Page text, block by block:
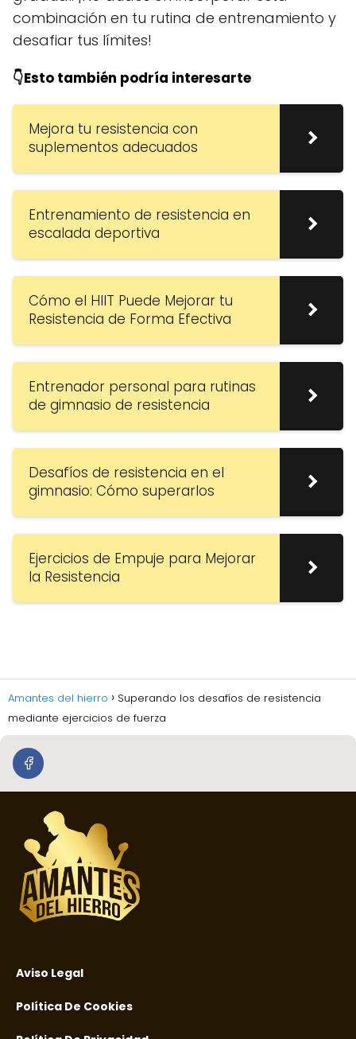
combinación en tu rutina de entrenamiento y
desafiar tus límites!
👇Esto también podría interesarte
Mejora tu resistencia con
suplementos adecuados
Entrenamiento de resistencia en
escalada deportiva
Cómo el HIIT Puede Mejorar tu
Resistencia de Forma Efectiva
Entrenador personal para rutinas
de gimnasio de resistencia
Desafíos de resistencia en el
gimnasio: Cómo superarlos
Ejercicios de Empuje para Mejorar
la Resistencia
Amantes del hierro
Superando los desafíos de resistencia
mediante ejercicios de fuerza
Aviso Legal
Política De Cookies